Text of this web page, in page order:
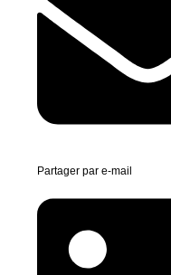
Partager par e-mail